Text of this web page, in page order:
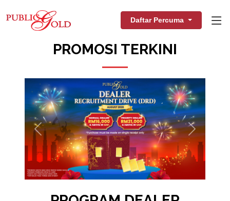
Daftar Percuma
PROMOSI TERKINI
Previous Next